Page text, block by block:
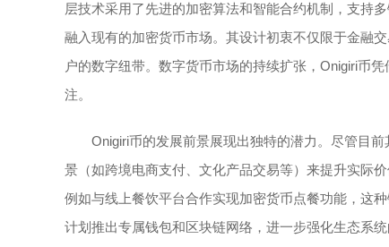
层技术采用了先进的加密算法和智能合约机制，支持
融入现有的加密货币市场。其设计初衷不仅限于金融
户的数字纽带。数字货币市场的持续扩张，Onigiri币
注。
Onigiri币的发展前景展现出独特的潜力。尽管目
景（如跨境电商支付、文化产品交易等）来提升实际
例如与线上餐饮平台合作实现加密货币点餐功能，这
计划推出专属钱包和区块链网络，进一步强化生态系